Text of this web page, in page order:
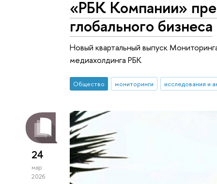
«РБК Компании»
глобального бизнеса
Новый квартальный выпуск
медиахолдинга РБК
Общество мониторинги исследования и
24
мар
2026